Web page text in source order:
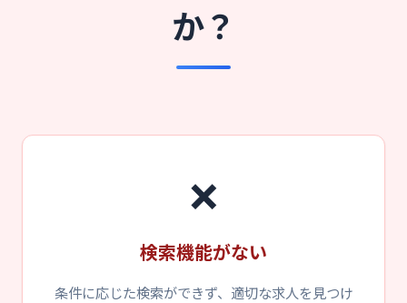
か？
❌
検索機能がない
条件に応じた検索ができず、適切な求人を見つけ